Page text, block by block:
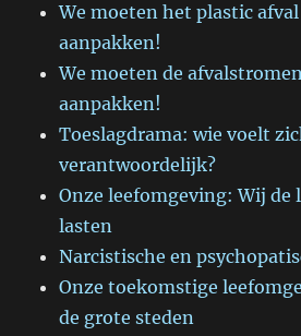
We moeten het plastic
aanpakken!
We moeten de
aanpakken!
Toeslagdrama: wie voelt
verantwoordelijk?
Onze leefomgeving: Wij de
lasten
Narcistische en
Onze toekomstige
de grote steden